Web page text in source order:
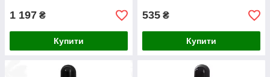
1 197 ₴
Купити
535 ₴
Купити